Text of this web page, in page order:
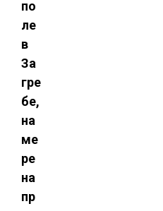
по
ле
в
За
гре
бе,
на
ме
ре
на
пр